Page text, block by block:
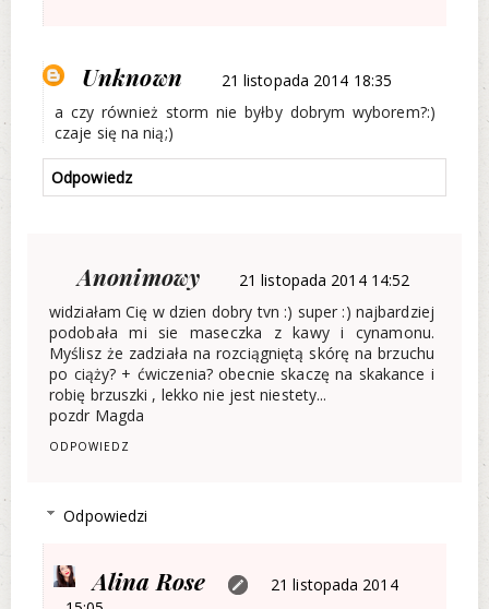
Unknown
21 listopada 2014 18:35
a czy również storm nie byłby dobrym wyborem?:)
czaje się na nią;)
Odpowiedz
Anonimowy
21 listopada 2014 14:52
widziałam Cię w dzien dobry tvn :) super :) najbardziej
podobała mi sie maseczka z kawy i cynamonu.
Myślisz że zadziała na rozciągniętą skórę na brzuchu
po ciąży? + ćwiczenia? obecnie skaczę na skakance i
robię brzuszki , lekko nie jest niestety...
pozdr Magda
ODPOWIEDZ
Odpowiedzi
Alina Rose
21 listopada 2014